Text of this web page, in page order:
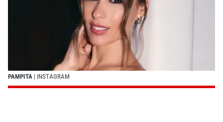
PAMPITA | INSTAGRAM